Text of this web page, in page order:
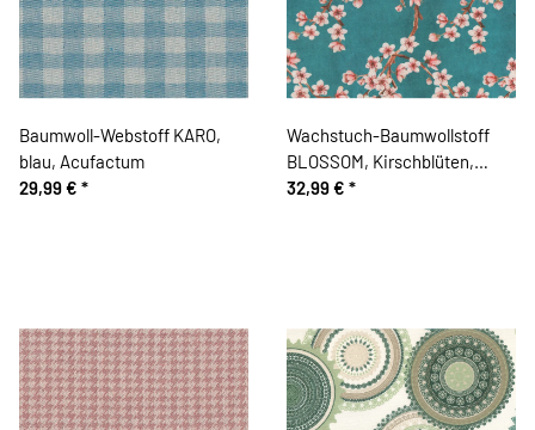
Baumwoll-Webstoff KARO,
blau, Acufactum
29,99 € *
Wachstuch-Baumwollstoff
BLOSSOM, Kirschblüten,
petrol
32,99 € *